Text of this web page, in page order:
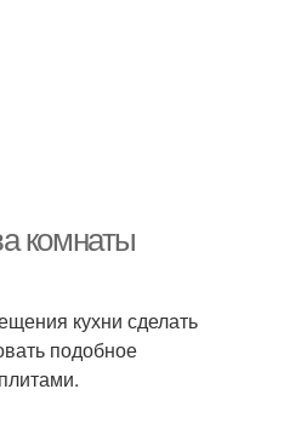
комнаты
кухни сделать
подобное